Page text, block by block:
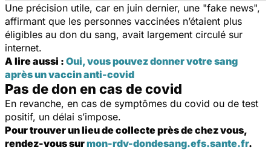
Une précision utile, car en juin dernier, une "fake news",
affirmant que les personnes vaccinées n’étaient plus
éligibles au don du sang, avait largement circulé sur
internet.
A lire aussi : Oui, vous pouvez donner votre sang
après un vaccin anti-covid
Pas de don en cas de covid
En revanche, en cas de symptômes du covid ou de test
positif, un délai s’impose.
Pour trouver un lieu de collecte près de chez vous,
rendez-vous surmon-rdv-dondesang.efs.sante.fr.